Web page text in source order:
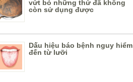
vứt bỏ những thứ đã không
còn sử dụng được
Dấu hiệu báo bệnh nguy hiểm
đến từ lưỡi